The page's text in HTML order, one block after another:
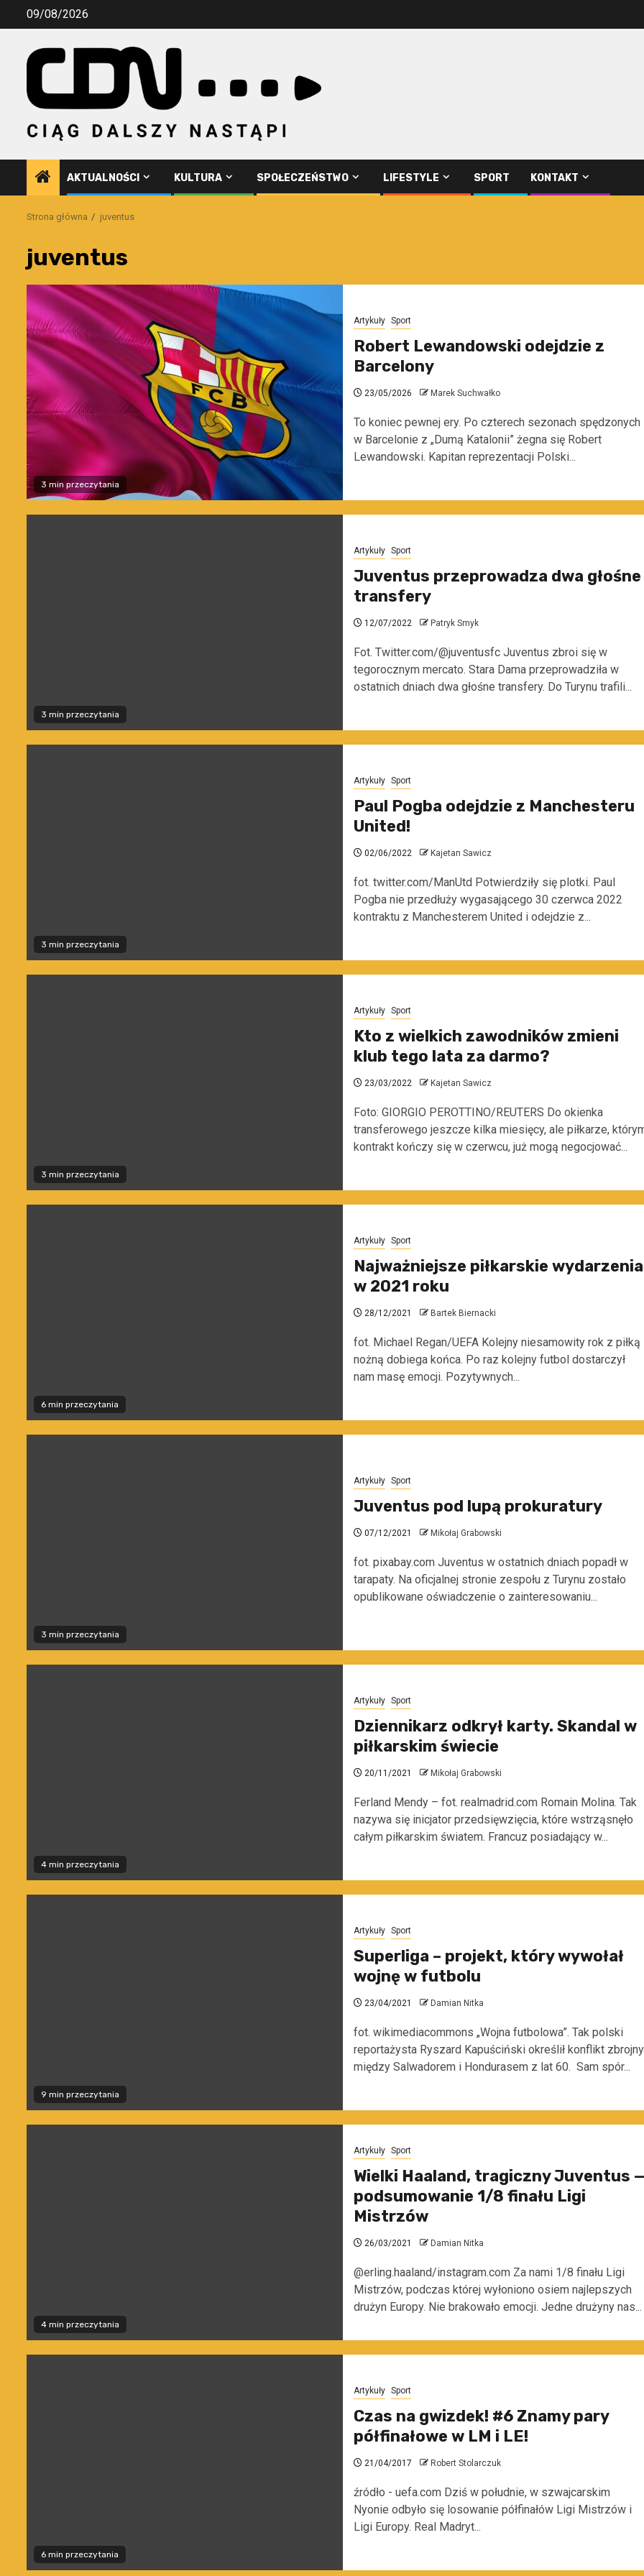
Przejdź09/08/2026
AKTUALNOŚCI KULTURA SPOŁECZEŃSTWO LIFESTYLE SPORT KONTAKT
Strona główna juventus
juventus
3 min przeczytania
Artykuły Sport
Robert Lewandowski odejdzie z
Barcelony
23/05/2026 Marek Suchwałko
To koniec pewnej ery. Po czterech sezonach spędzonych
w Barcelonie z „Dumą Katalonii” żegna się Robert
Lewandowski. Kapitan reprezentacji Polski...
3 min przeczytania
Artykuły Sport
Juventus przeprowadza dwa głośne
transfery
12/07/2022 Patryk Smyk
Fot. Twitter.com/@juventusfc Juventus zbroi się w
tegorocznym mercato. Stara Dama przeprowadziła w
ostatnich dniach dwa głośne transfery. Do Turynu trafili...
3 min przeczytania
Artykuły Sport
Paul Pogba odejdzie z Manchesteru
United!
02/06/2022 Kajetan Sawicz
fot. twitter.com/ManUtd Potwierdziły się plotki. Paul
Pogba nie przedłuży wygasającego 30 czerwca 2022
kontraktu z Manchesterem United i odejdzie z...
3 min przeczytania
Artykuły Sport
Kto z wielkich zawodników zmieni
klub tego lata za darmo?
23/03/2022 Kajetan Sawicz
Foto: GIORGIO PEROTTINO/REUTERS Do okienka
transferowego jeszcze kilka miesięcy, ale piłkarze,
kontrakt kończy się w czerwcu, już mogą negocjować...
6 min przeczytania
Artykuły Sport
Najważniejsze piłkarskie wydarzenia
w 2021 roku
28/12/2021 Bartek Biernacki
fot. Michael Regan/UEFA Kolejny niesamowity rok z piłką
nożną dobiega końca. Po raz kolejny futbol dostarczył
nam masę emocji. Pozytywnych...
3 min przeczytania
Artykuły Sport
Juventus pod lupą prokuratury
07/12/2021 Mikołaj Grabowski
fot. pixabay.com Juventus w ostatnich dniach popadł w
tarapaty. Na oficjalnej stronie zespołu z Turynu zostało
opublikowane oświadczenie o zainteresowaniu...
4 min przeczytania
Artykuły Sport
Dziennikarz odkrył karty. Skandal w
piłkarskim świecie
20/11/2021 Mikołaj Grabowski
Ferland Mendy – fot. realmadrid.com Romain Molina. Tak
nazywa się inicjator przedsięwzięcia, które wstrząsnęło
całym piłkarskim światem. Francuz posiadający w...
9 min przeczytania
Artykuły Sport
Superliga – projekt, który wywołał
wojnę w futbolu
23/04/2021 Damian Nitka
fot. wikimediacommons „Wojna futbolowa”. Tak polski
reportażysta Ryszard Kapuściński określił konflikt zbrojny
między Salwadorem i Hondurasem z lat 60. Sam spór...
4 min przeczytania
Artykuły Sport
Wielki Haaland, tragiczny Juventus
podsumowanie 1/8 finału Ligi
Mistrzów
26/03/2021 Damian Nitka
@erling.haaland/instagram.com Za nami 1/8 finału Ligi
Mistrzów, podczas której wyłoniono osiem najlepszych
drużyn Europy. Nie brakowało emocji. Jedne drużyny nas...
6 min przeczytania
Artykuły Sport
Czas na gwizdek! #6 Znamy pary
półfinałowe w LM i LE!
21/04/2017 Robert Stolarczuk
źródło - uefa.com Dziś w południe, w szwajcarskim
Nyonie odbyło się losowanie półfinałów Ligi Mistrzów i
Ligi Europy. Real Madryt...